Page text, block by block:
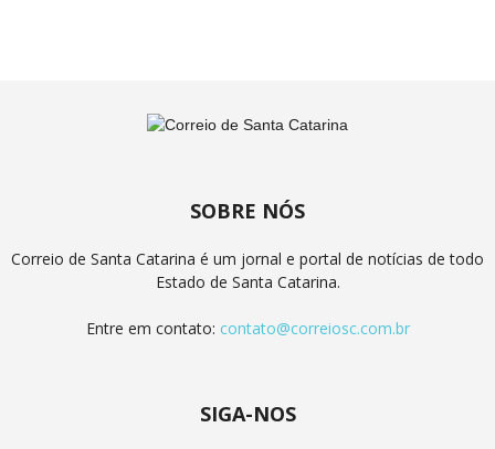
SOBRE NÓS
Correio de Santa Catarina é um jornal e portal de notícias de todo
Estado de Santa Catarina.
Entre em contato: contato@correiosc.com.br
SIGA-NOS